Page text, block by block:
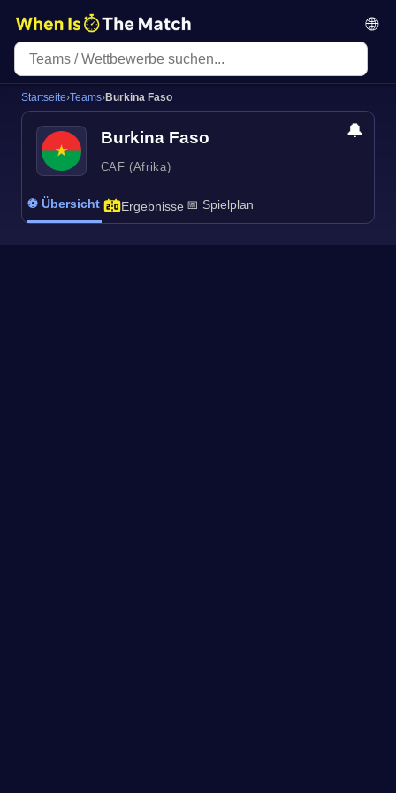
🌐
Startseite›Teams›Burkina Faso
Burkina Faso
CAF (Afrika)
🔔
⚽ Übersicht Ergebnisse 📅 Spielplan